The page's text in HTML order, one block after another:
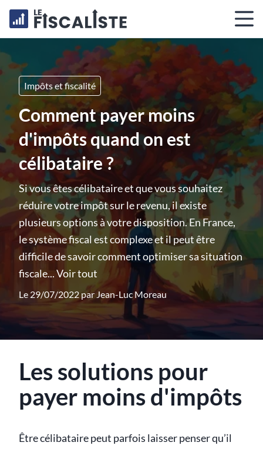
Impôts et fiscalité
Comment payer moins
d'impôts quand on est
célibataire ?
Si vous êtes célibataire et que vous souhaitez
réduire votre impôt sur le revenu, il existe
plusieurs options à votre disposition. En France,
le système fiscal est complexe et il peut être
difficile de savoir comment optimiser sa situation
fiscale...Voir tout
Le 29/07/2022 par Jean-Luc Moreau
Les solutions pour
payer moins d'impôts
Être célibataire peut parfois laisser penser qu’il